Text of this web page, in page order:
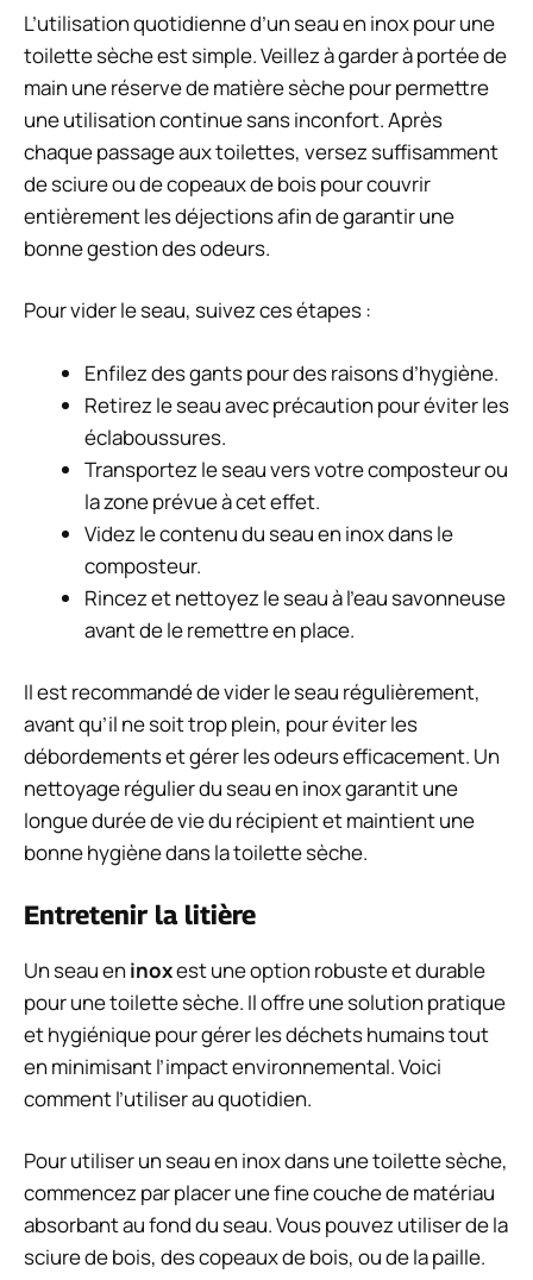
L’utilisation quotidienne d’un seau en inox pour une
toilette sèche est simple. Veillez à garder à portée de
main une réserve de matière sèche pour permettre
une utilisation continue sans inconfort. Après
chaque passage aux toilettes, versez suffisamment
de sciure ou de copeaux de bois pour couvrir
entièrement les déjections afin de garantir une
bonne gestion des odeurs.
Pour vider le seau, suivez ces étapes :
Enfilez des gants pour des raisons d’hygiène.
Retirez le seau avec précaution pour éviter les
éclaboussures.
Transportez le seau vers votre composteur ou
la zone prévue à cet effet.
Videz le contenu du seau en inox dans le
composteur.
Rincez et nettoyez le seau à l’eau savonneuse
avant de le remettre en place.
Il est recommandé de vider le seau régulièrement,
avant qu’il ne soit trop plein, pour éviter les
débordements et gérer les odeurs efficacement. Un
nettoyage régulier du seau en inox garantit une
longue durée de vie du récipient et maintient une
bonne hygiène dans la toilette sèche.
Entretenir la litière
Un seau en inoxest une option robuste et durable
pour une toilette sèche. Il offre une solution pratique
et hygiénique pour gérer les déchets humains tout
en minimisant l’impact environnemental. Voici
comment l’utiliser au quotidien.
Pour utiliser un seau en inox dans une toilette sèche,
commencez par placer une fine couche de matériau
absorbant au fond du seau. Vous pouvez utiliser de la
sciure de bois, des copeaux de bois, ou de la paille.